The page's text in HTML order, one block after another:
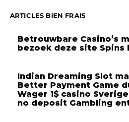
ARTICLES BIEN FRAIS
Betrouwbare Casino’s
bezoek deze site Spins
Indian Dreaming Slot
Better Payment Game
Wager 1$ casino
no deposit Gambling